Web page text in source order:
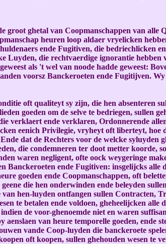
groot ghetal van Coopmanschappen van
heuren loop aldaer vryelicken
ende Fugitiven, die bedriechlicken
Luyden, die rechtvaerdige ignorantie
als 't wel van noode hadde geweest:
voorsz Banckeroeten ende Fugitijven.
oft qualiteyt sy zijn, die hen absenteren
goeden om de selve te bedriegen, sullen
verklaert ende verklaren, Ordonnerende
eenich Privilegie, vryheyt oft liberteyt, hoe
dat de Rechters voor de welcke syluyden
die condemneren ter doot metter koorde,
waren negligent, ofte oock weygeringe
ende Fugitiven: insgelijcks alle
goeden ende Coopmanschappen, oft
die hen onderwinden ende beleyden
hen-luyden ontfangen sullen Contracten,
te betalen ende voldoen, gheheelijcken alle
de voor-ghenoemde niet en waren
van heure temporelle goeden, ende
vande Coop-luyden die banckeroete
oft koopen, sullen ghehouden wesen te